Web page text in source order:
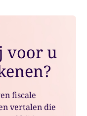
voor u
fiscale
vertalen die